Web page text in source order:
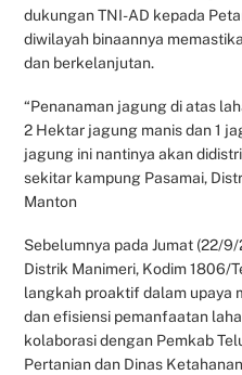
dukungan TNI-AD kepada
diwilayah binaannya
dan berkelanjutan.
“Penanaman jagung di atas
2 Hektar jagung manis dan 1
jagung ini nantinya akan
sekitar kampung Pasamai,
Manton
Sebelumnya pada Jumat (22/
Distrik Manimeri, Kodim 1806/
langkah proaktif dalam upaya
dan efisiensi pemanfaatan
kolaborasi dengan Pemkab
Pertanian dan Dinas